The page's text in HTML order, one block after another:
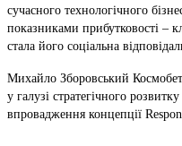
сучасного технологічного
показниками прибутковості –
стала його соціальна
Михайло Зборовський
у галузі стратегічного
впровадження концепції